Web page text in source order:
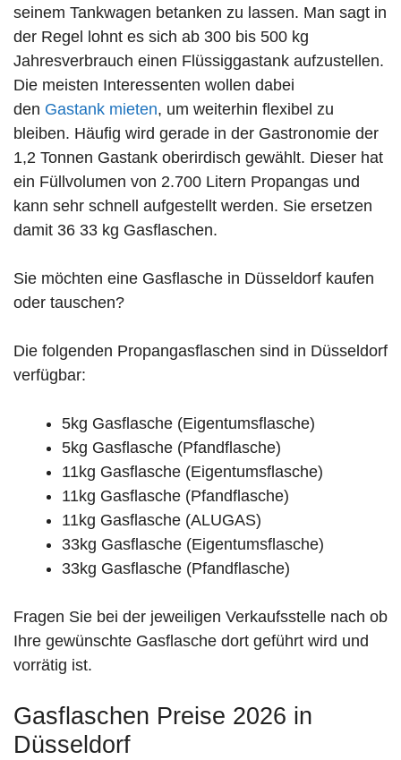
seinem Tankwagen betanken zu lassen. Man sagt in
der Regel lohnt es sich ab 300 bis 500 kg
Jahresverbrauch einen Flüssiggastank aufzustellen.
Die meisten Interessenten wollen dabei
den Gastank mieten, um weiterhin flexibel zu
bleiben. Häufig wird gerade in der Gastronomie der
1,2 Tonnen Gastank oberirdisch gewählt. Dieser hat
ein Füllvolumen von 2.700 Litern Propangas und
kann sehr schnell aufgestellt werden. Sie ersetzen
damit 36 33 kg Gasflaschen.
Sie möchten eine Gasflasche in Düsseldorf kaufen
oder tauschen?
Die folgenden Propangasflaschen sind in Düsseldorf
verfügbar:
5kg Gasflasche (Eigentumsflasche)
5kg Gasflasche (Pfandflasche)
11kg Gasflasche (Eigentumsflasche)
11kg Gasflasche (Pfandflasche)
11kg Gasflasche (ALUGAS)
33kg Gasflasche (Eigentumsflasche)
33kg Gasflasche (Pfandflasche)
Fragen Sie bei der jeweiligen Verkaufsstelle nach ob
Ihre gewünschte Gasflasche dort geführt wird und
vorrätig ist.
Gasflaschen Preise 2026 in
Düsseldorf